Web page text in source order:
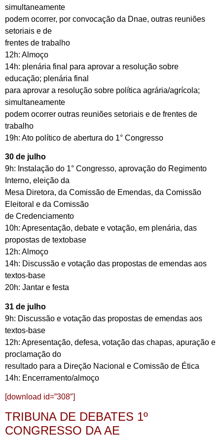
simultaneamente
podem ocorrer, por convocação da Dnae, outras reuniões
setoriais e de
frentes de trabalho
12h: Almoço
14h: plenária final para aprovar a resolução sobre
educação; plenária final
para aprovar a resolução sobre política agrária/agrícola;
simultaneamente
podem ocorrer outras reuniões setoriais e de frentes de
trabalho
19h: Ato político de abertura do 1° Congresso
30 de julho
9h: Instalação do 1° Congresso, aprovação do Regimento
Interno, eleição da
Mesa Diretora, da Comissão de Emendas, da Comissão
Eleitoral e da Comissão
de Credenciamento
10h: Apresentação, debate e votação, em plenária, das
propostas de textobase
12h: Almoço
14h: Discussão e votação das propostas de emendas aos
textos-base
20h: Jantar e festa
31 de julho
9h: Discussão e votação das propostas de emendas aos
textos-base
12h: Apresentação, defesa, votação das chapas, apuração e
proclamação do
resultado para a Direção Nacional e Comissão de Ética
14h: Encerramento/almoço
[download id=”308″]
TRIBUNA DE DEBATES 1º
CONGRESSO DA AE